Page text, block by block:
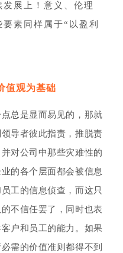
展上！意义、伦理
素同样属于“以盈利
值观为基础
总是显而易见的，那就
导者彼此指责，推脱责
对公司中那些灾难性的
的各个层面都会被信息
工的信息侦查，而这只
不信任罢了，同时也表
户和员工的能力。如果
需的价值准则都得不到